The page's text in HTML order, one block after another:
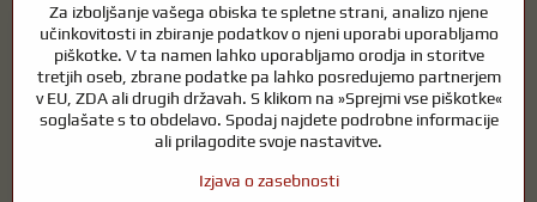
čisto vodo in zdrav ribnik skozi vse leto. Enako pomembna je skrb za
živali, ki so del našega življenja.
Konji potrebujejo kakovostno jahalno opremo, pravilno prehrano in
odgovorno nego, da so zdravi, močni in zadovoljni. Ne glede na to, ali
gre za opremo za jahače, rejce ali ljubitelje narave, je cilj ustvariti
okolje, ki podpira naravno ravnovesje, varnost in dobro počutje živali
Za izboljšanje vašega obiska te spletne strani, analizo njene
učinkovitosti in zbiranje podatkov o njeni uporabi uporabljamo
piškotke. V ta namen lahko uporabljamo orodja in storitve
tretjih oseb, zbrane podatke pa lahko posredujemo partnerjem
v EU, ZDA ali drugih državah. S klikom na »Sprejmi vse piškotke«
soglašate s to obdelavo. Spodaj najdete podrobne informacije
ali prilagodite svoje nastavitve.
Izjava o zasebnosti